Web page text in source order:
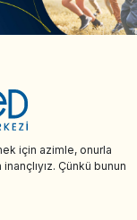
için azimle, onurla
Çünkü bunun